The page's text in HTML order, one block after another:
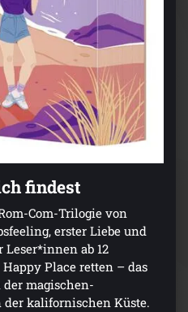
findest
Com-Trilogie von
erster Liebe und
ab 12
Place retten – das
magischen-
kalifornischen Küste.